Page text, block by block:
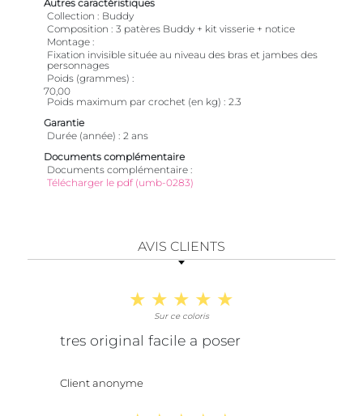
Autres caractéristiques
Collection
Buddy
Composition
3 patères Buddy + kit visserie + notice
Montage
Fixation invisible située au niveau des bras et jambes des
personnages
Poids (grammes)
70,00
Poids maximum par crochet (en kg)
2.3
Garantie
Durée (année)
2 ans
Documents complémentaire
Documents complémentaire
Télécharger le pdf (umb-0283)
AVIS CLIENTS
Sur ce coloris
tres original facile a poser
Client anonyme